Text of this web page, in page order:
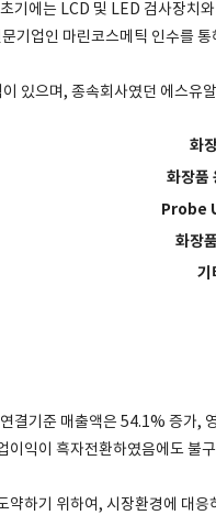
기에는 LCD 및 LED 검사장치
기업인 마린코스메틱 인수를
있으며, 종속회사였던 에스유
화
화장품
Probe
화장
기
결기준 매출액은 54.1% 증가,
이익이 흑자전환하였음에도 불
약하기 위하여, 시장환경에 대